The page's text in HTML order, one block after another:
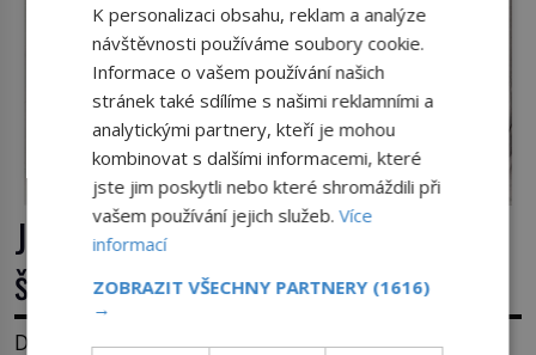
James Whitey Bulger: Práskač, co
šel po práskačích
Dlouhé roky se v USA drží mezi desítkou
K personalizaci obsahu, reklam a analýze
návštěvnosti používáme soubory cookie.
Informace o vašem používání našich
stránek také sdílíme s našimi reklamními a
analytickými partnery, kteří je mohou
kombinovat s dalšími informacemi, které
jste jim poskytli nebo které shromáždili při
vašem používání jejich služeb.Více
informací
ZOBRAZIT VŠECHNY PARTNERY (1616)
→